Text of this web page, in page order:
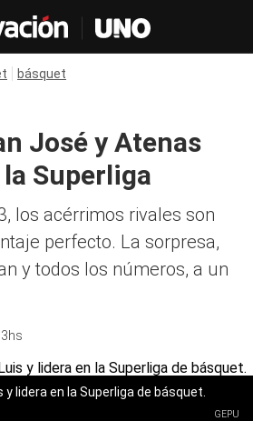
básquet
José y Atenas
Superliga
los acérrimos rivales son
perfecto. La sorpresa,
y todos los números, a un
lidera en la Superliga de básquet.
GEPU